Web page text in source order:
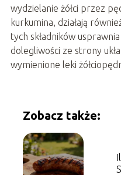
wydzielanie żółci przez
kurkumina, działają
tych składników
dolegliwości ze strony
wymienione leki
Zobacz także: